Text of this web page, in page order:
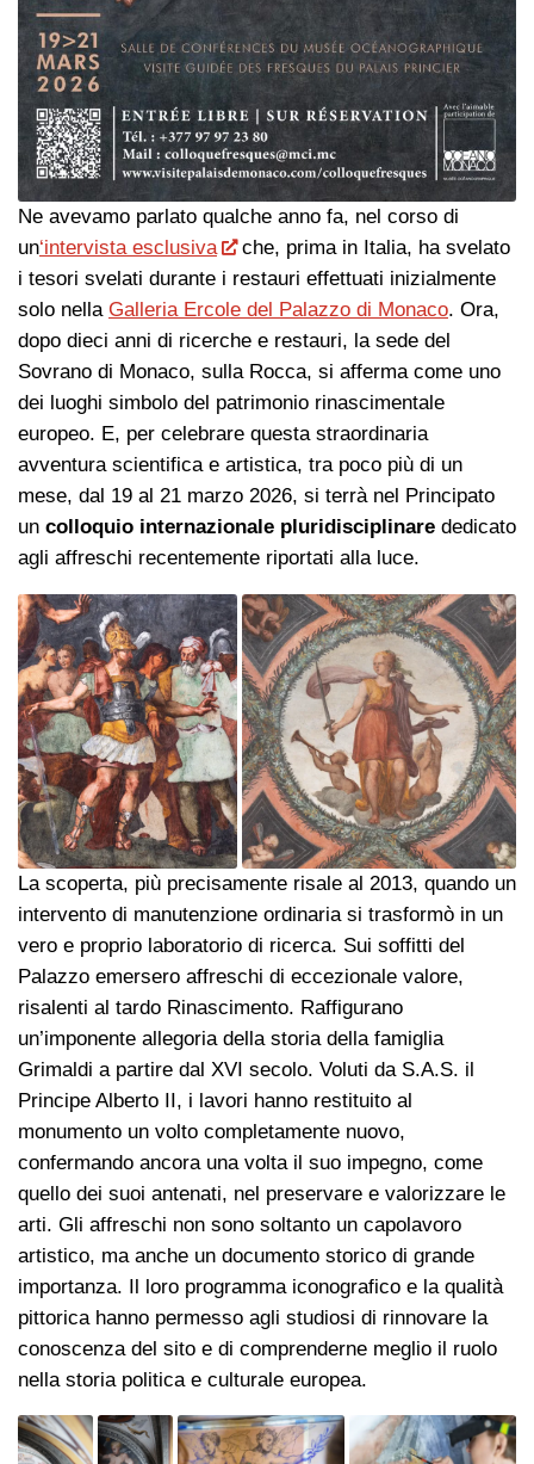
Ne avevamo parlato qualche anno fa, nel corso di
un‘intervista esclusiva
che, prima in Italia, ha svelato
i tesori svelati durante i restauri effettuati inizialmente
solo nella Galleria Ercole del Palazzo di Monaco. Ora,
dopo dieci anni di ricerche e restauri, la sede del
Sovrano di Monaco, sulla Rocca, si afferma come uno
dei luoghi simbolo del patrimonio rinascimentale
europeo. E, per celebrare questa straordinaria
avventura scientifica e artistica, tra poco più di un
mese, dal 19 al 21 marzo 2026, si terrà nel Principato
un colloquio internazionale pluridisciplinare dedicato
agli affreschi recentemente riportati alla luce.
La scoperta, più precisamente risale al 2013, quando un
intervento di manutenzione ordinaria si trasformò in un
vero e proprio laboratorio di ricerca. Sui soffitti del
Palazzo emersero affreschi di eccezionale valore,
risalenti al tardo Rinascimento. Raffigurano
un’imponente allegoria della storia della famiglia
Grimaldi a partire dal XVI secolo. Voluti da S.A.S. il
Principe Alberto II, i lavori hanno restituito al
monumento un volto completamente nuovo,
confermando ancora una volta il suo impegno, come
quello dei suoi antenati, nel preservare e valorizzare le
arti. Gli affreschi non sono soltanto un capolavoro
artistico, ma anche un documento storico di grande
importanza. Il loro programma iconografico e la qualità
pittorica hanno permesso agli studiosi di rinnovare la
conoscenza del sito e di comprenderne meglio il ruolo
nella storia politica e culturale europea.